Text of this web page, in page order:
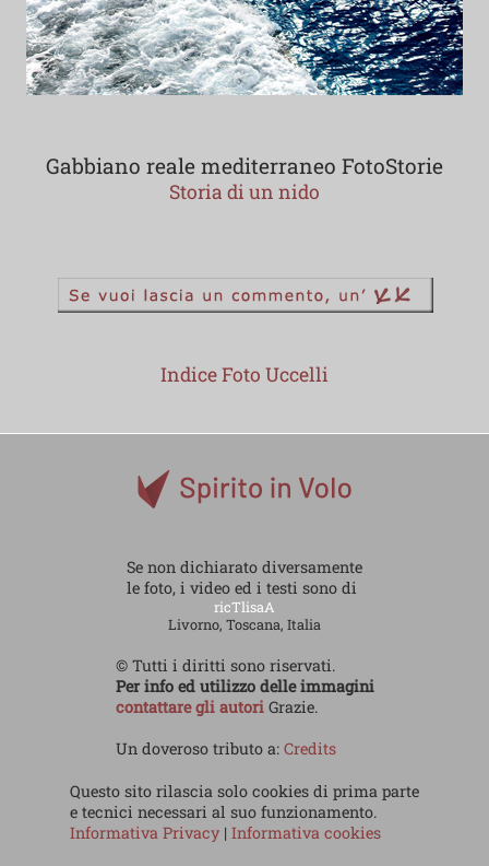
Gabbiano reale mediterraneo FotoStorie
Storia di un nido
Indice Foto Uccelli
Se non dichiarato diversamente
le foto, i video ed i testi sono di
ricTlisaA
Livorno, Toscana, Italia
© Tutti i diritti sono riservati.
Per info ed utilizzo delle immagini
contattare gli autoriGrazie.
Un doveroso tributo a: Credits
Questo sito rilascia solo cookies di prima parte
e tecnici necessari al suo funzionamento.
Informativa Privacy | Informativa cookies